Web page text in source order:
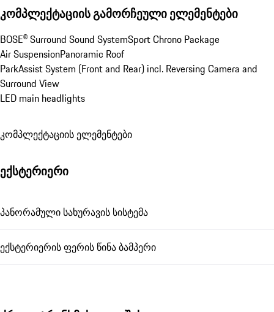
კომპლექტაციის გამორჩეული ელემენტები
BOSE® Surround Sound SystemSport Chrono Package
Air SuspensionPanoramic Roof
ParkAssist System (Front and Rear) incl. Reversing Camera and
Surround View
LED main headlights
კომპლექტაციის ელემენტები
ექსტერიერი
პანორამული სახურავის სისტემა
ექსტერიერის ფერის წინა ბამპერი